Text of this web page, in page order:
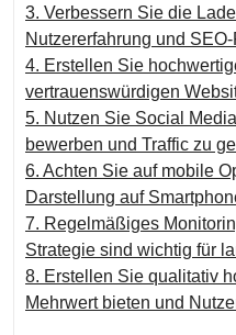
3. Verbessern Sie die
Nutzererfahrung und
4. Erstellen Sie
vertrauenswürdigen
5. Nutzen Sie Social
bewerben und Traffic zu
6. Achten Sie auf mobile
Darstellung auf
7. Regelmäßiges
Strategie sind wichtig für
8. Erstellen Sie qualitativ
Mehrwert bieten und